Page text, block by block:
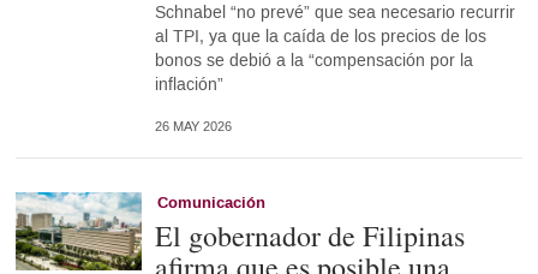
Schnabel “no prevé” que sea necesario recurrir
al TPI, ya que la caída de los precios de los
bonos se debió a la “compensación por la
inflación”
26 MAY 2026
Comunicación
El gobernador de Filipinas